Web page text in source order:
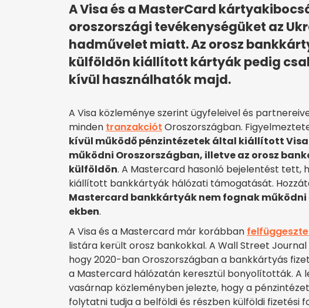
A Visa és a MasterCard
oroszországi tevékenységüket az
hadművelet miatt. Az orosz
külföldön kiállított kártyák pedig
kívül használhatók majd.
A Visa közleménye szerint ügyfeleivel és
minden tranzakciót Oroszországban.
kívül működő pénzintézetek által kiállított
működni Oroszországban, illetve az orosz
külföldön. A Mastercard hasonló bejelentést tett,
kiállított bankkártyák hálózati támogatását.
Mastercard bankkártyák nem fognak működni
ekben.
A Visa és a Mastercard már korábban
listára került orosz bankokkal. A Wall Street
hogy 2020-ban Oroszországban a bankkártyás
a Mastercard hálózatán keresztül bonyolították. A
vasárnap közleményben jelezte, hogy a
folytatni tudja a belföldi és részben külföldi fizetési